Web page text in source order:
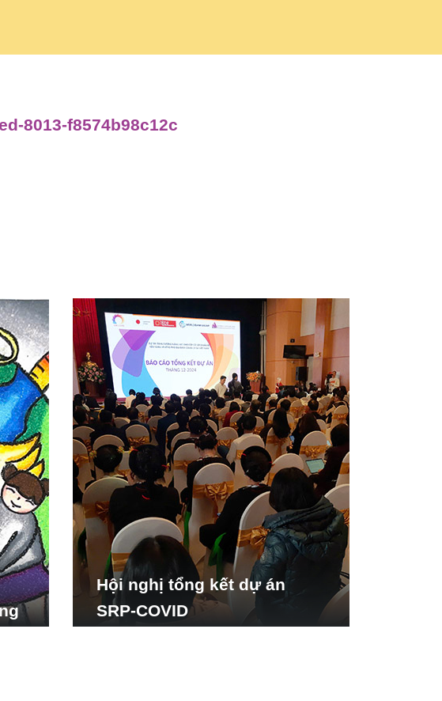
8013-f8574b98c12c
Hội nghị tổng kết dự án
SRP-COVID